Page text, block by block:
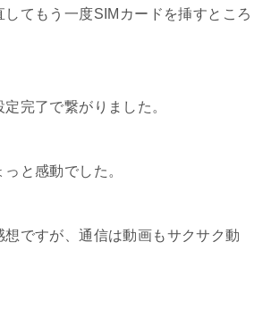
してもう一度SIMカードを挿すところ
完了で繋がりました。
と感動でした。
想ですが、通信は動画もサクサク動